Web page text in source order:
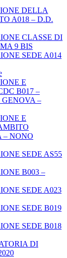
DELLA
A018 – D.D.
CLASSE DI
9 BIS
SEDE A014
E
B017 –
–
E
– NONO
SEDE AS55
B003 –
SEDE A023
SEDE B019
SEDE B018
DI